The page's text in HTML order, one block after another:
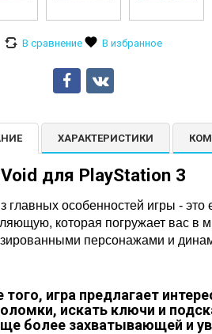
ХАРАКТЕРИСТИКИ
для PlayStation 3
главных особенностей игры -
которая погружает вас в
персонажами и
того, игра предлагает
искать ключи и
более захватывающей и